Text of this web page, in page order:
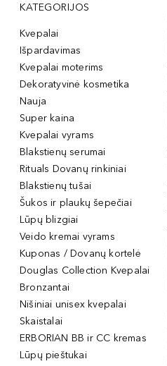
KATEGORIJOS
Kvepalai
Išpardavimas
Kvepalai moterims
Dekoratyvinė kosmetika
Nauja
Super kaina
Kvepalai vyrams
Blakstienų serumai
Rituals Dovanų rinkiniai
Blakstienų tušai
Šukos ir plaukų šepečiai
Lūpų blizgiai
Veido kremai vyrams
Kuponas / Dovanų kortelė
Douglas Collection Kvepalai
Bronzantai
Nišiniai unisex kvepalai
Skaistalai
ERBORIAN BB ir CC kremas
Lūpų pieštukai